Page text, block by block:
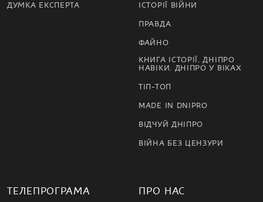
ДУМКА ЕКСПЕРТА ІСТОРІЇ ВІЙНИ
ПРАВДА
ФАЙНО
КНИГА ІСТОРІЇ. ДНІПРО
НАВІКИ. ДНІПРО У ВІКАХ
ТІП-ТОП
MADE IN DNIPRO
ВІДЧУЙ ДНІПРО
ВІЙНА БЕЗ ЦЕНЗУРИ
ТЕЛЕПРОГРАМА ПРО НАС